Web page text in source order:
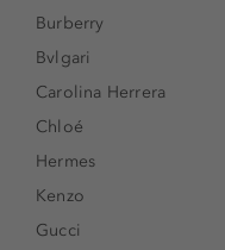
Burberry
Bvlgari
Carolina Herrera
Chloé
Hermes
Kenzo
Gucci